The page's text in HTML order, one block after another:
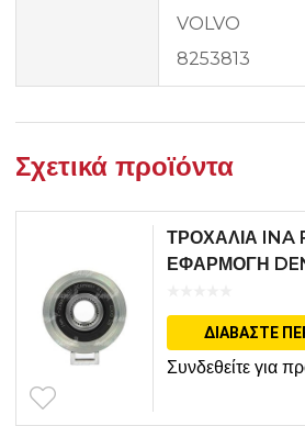
VOLVO
8253813
Σχετικά προϊόντα
ΤΡΟΧΑΛΙΑ INA
ΕΦΑΡΜΟΓΗ
ΔΙΑΒΆΣΤΕ
Συνδεθείτε για